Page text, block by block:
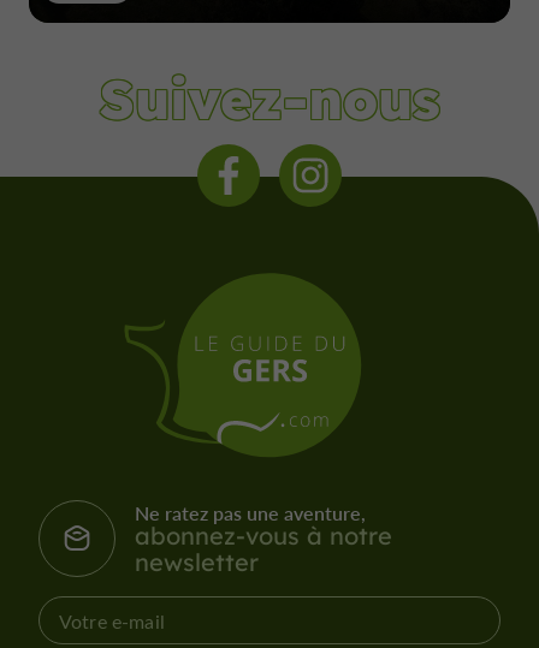
Suivez-nous
Ne ratez pas une aventure,
abonnez-vous à notre
newsletter